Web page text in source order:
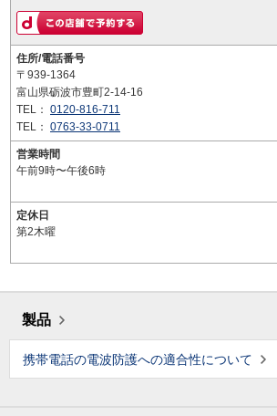
住所/電話番号
〒939-1364
富山県砺波市豊町2-14-16
TEL： 0120-816-711
TEL： 0763-33-0711
営業時間
午前9時〜午後6時
定休日
第2木曜
製品
携帯電話の電波防護への適合性について